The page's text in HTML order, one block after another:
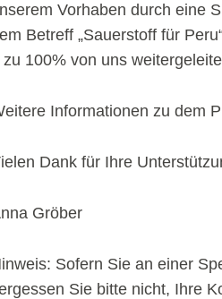
Vorhaben durch eine
Betreff „Sauerstoff für
zu 100% von uns
Informationen zu dem
Dank für Ihre
Gröber
Sofern Sie an einer
Sie bitte nicht, Ihre